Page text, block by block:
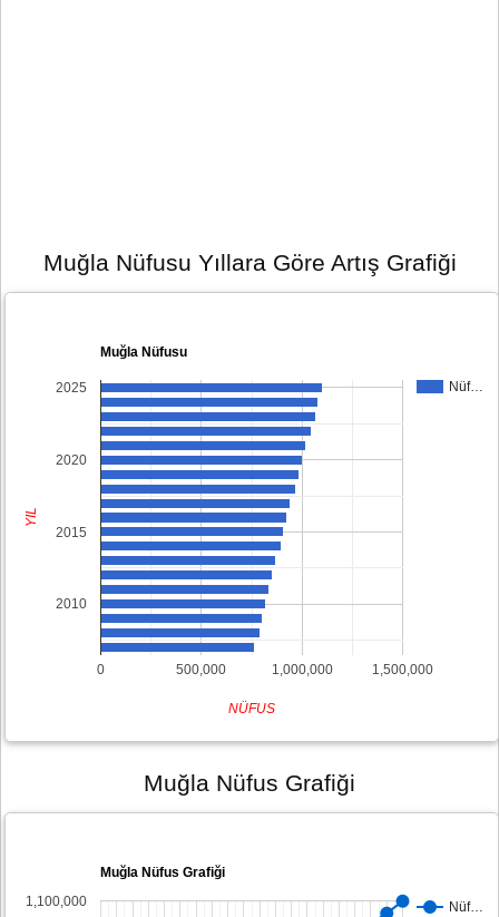
Muğla Nüfusu Yıllara Göre Artış Grafiği
Muğla Nüfusu
Nüf…
0 500,000 1,000,000 1,500,000
2010
2015
2020
2025
NÜFUS
YIL
Muğla Nüfus Grafiği
Muğla Nüfus Grafiği
Nüf…
1,100,000